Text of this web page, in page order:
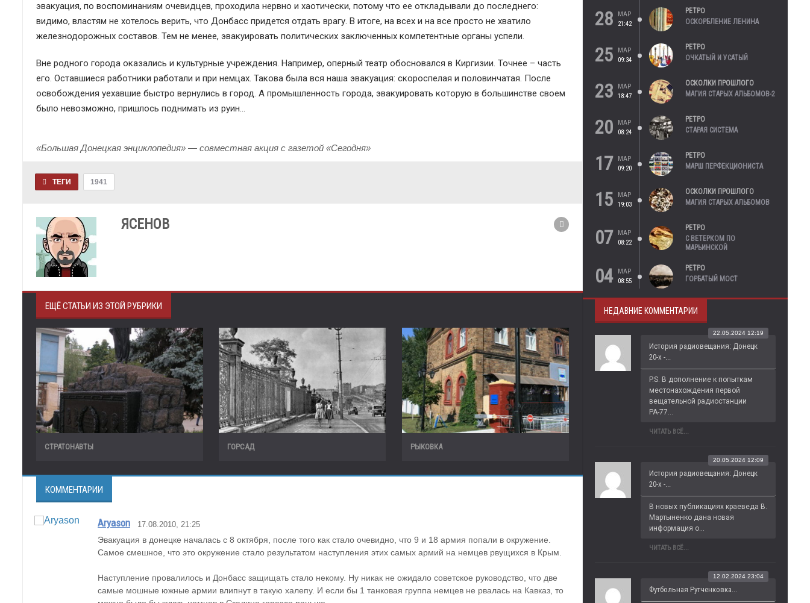
эвакуация, по воспоминаниям очевидцев, проходила нервно и хаотически, потому что ее откладывали до последнего:
видимо, властям не хотелось верить, что Донбасс придется отдать врагу. В итоге, на всех и на все просто не хватило
железнодорожных составов. Тем не менее, эвакуировать политических заключенных компетентные органы успели.
Вне родного города оказались и культурные учреждения. Например, оперный театр обосновался в Киргизии. Точнее – часть
его. Оставшиеся работники работали и при немцах. Такова была вся наша эвакуация: скороспелая и половинчатая. После
освобождения уехавшие быстро вернулись в город. А промышленность города, эвакуировать которую в большинстве своем
было невозможно, пришлось поднимать из руин…
«Большая Донецкая энциклопедия» — совместная акция с газетой «Сегодня»
ТЕГИ 1941
ЯСЕНОВ
ЕЩЁ СТАТЬИ ИЗ ЭТОЙ РУБРИКИ
СТРАТОНАВТЫ ГОРСАД РЫКОВКА
КОММЕНТАРИИ
Aryason 17.08.2010, 21:25
Эвакуация в донецке началась с 8 октября, после того как стало очевидно, что 9 и 18 армия попали в окружение.
Самое смешное, что это окружение стало результатом наступления этих самых армий на немцев рвущихся в Крым.
Наступление провалилось и Донбасс защищать стало некому. Ну никак не ожидало советское руководство, что две
самые мошные южные армии влипнут в такую халепу. И если бы 1 танковая группа немцев не рвалась на Кавказ, то
28
МАР
21:42
РЕТРО
ОСКОРБЛЕНИЕ ЛЕНИНА
25
МАР
09:34
РЕТРО
ОЧКАТЫЙ И УСАТЫЙ
23
МАР
18:47
ОСКОЛКИ ПРОШЛОГО
МАГИЯ СТАРЫХ АЛЬБОМОВ-2
20
МАР
08:24
РЕТРО
СТАРАЯ СИСТЕМА
17
МАР
09:20
РЕТРО
МАРШ ПЕРФЕКЦИОНИСТА
15
МАР
19:03
ОСКОЛКИ ПРОШЛОГО
МАГИЯ СТАРЫХ АЛЬБОМОВ
07
МАР
08:22
РЕТРО
С ВЕТЕРКОМ ПО
МАРЬИНСКОЙ
04
МАР
08:55
РЕТРО
ГОРБАТЫЙ МОСТ
НЕДАВНИЕ КОММЕНТАРИИ
История радиовещания: Донецк
20-х -...
22.05.2024 12:19
P.S. В дополнение к попыткам
местонахождения первой
вещательной радиостанции
РА-77...
ЧИТАТЬ ВСЁ...
История радиовещания: Донецк
20-х -...
20.05.2024 12:09
В новых публикациях краеведа В.
Мартыненко дана новая
информация о...
ЧИТАТЬ ВСЁ...
Футбольная Рутченковка...
12.02.2024 23:04